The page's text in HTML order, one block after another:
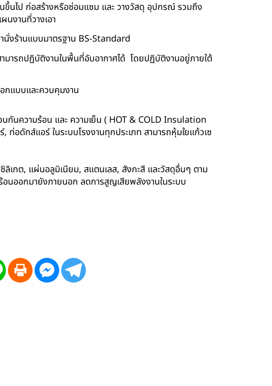
ขึ้นไป ก่อสร้างหรือซ่อมแซม และ วางวัสดุ อุปกรณ์ รวมถึง
นงานที่วางเอา
งร้านแบบมาตรฐาน BS-Standard
ารถปฏิบัติงานในพื้นที่อับอากาศได้ โดยปฏิบัติงานอยู่ภายใต้
กแบบและควบคุมงาน
กันความร้อน และ ความเย็น ( HOT & COLD Insulation
ดักส์แอร์ ในระบบโรงงานทุกประเภท สามารถหุ้มใยแก้วเซ
กต, แผ่นอลูมิเนียม, สแตนเลส, สังกะสี และวัสดุอื่นๆ ตาม
นออกมายังภายนอก ลดการสูญเสียพลังงานในระบบ